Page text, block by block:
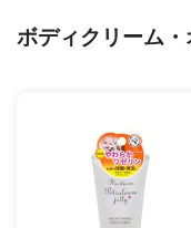
ボディクリーム